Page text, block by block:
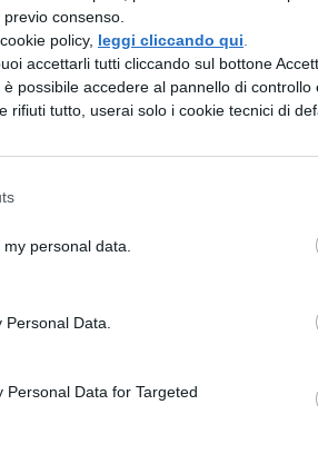
consenso.
policy, leggi cliccando qui
accettarli tutti cliccando sul bottone
possibile accedere al pannello di controllo
rifiuti tutto, userai solo i cookie tecnici di
personal data.
Data.
Data for Targeted
riescono ad unirsi solo
sempre piùviolente.
Uzo Aduba, Kate
Leyva, Taryn Manning,
Elizabeth Rodriguez. Nella
alla perfezione da
all’inizio del
nella sesta?